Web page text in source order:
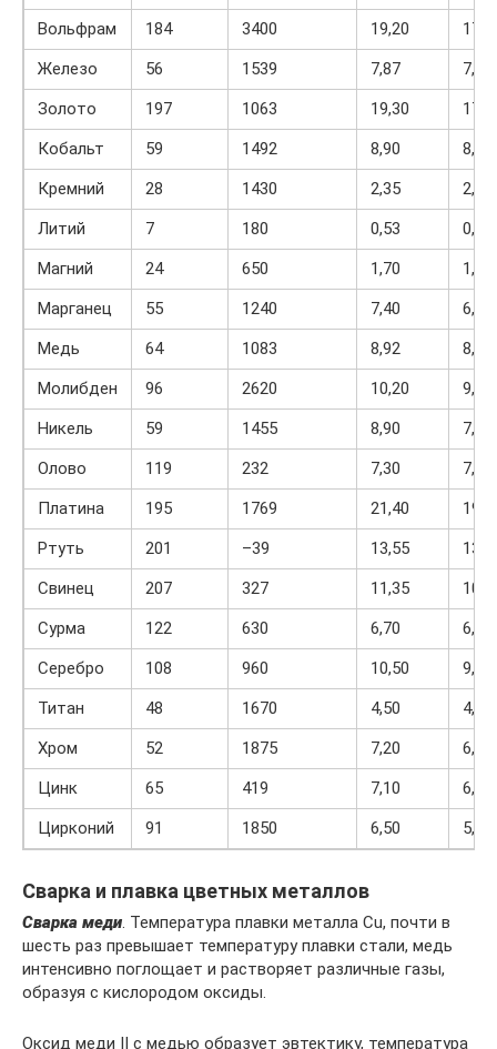
Вольфрам
184 3400 19,20
Железо
56 1539 7,87
7,00
Золото
197 1063 19,30
Кобальт
59 1492 8,90
8,30
Кремний
28 1430 2,35
2,53
Литий
7 180 0,53
0,50
Магний
24 650 1,70
1,59
Марганец
55 1240 7,40
6,75
Медь
64 1083 8,92
8,0
Молибден
96 2620 10,20
9,30
Никель
59 1455 8,90
7,90
Олово
119 232 7,30
7,00
Платина
195 1769 21,40
Ртуть
201 –39 13,55
Свинец
207 327 11,35
Сурма
122 630 6,70
6,79
Серебро
108 960 10,50
9,35
Титан
48 1670 4,50
4,10
Хром
52 1875 7,20
6,30
Цинк
65 419 7,10
6,60
Цирконий
91 1850 6,50 5,80
Сварка и плавка цветных металлов
Сварка меди. Температура плавки металла Cu, почти в
шесть раз превышает температуру плавки стали, медь
интенсивно поглощает и растворяет различные газы,
образуя с кислородом оксиды.
Оксид меди II с медью образует эвтектику, температура